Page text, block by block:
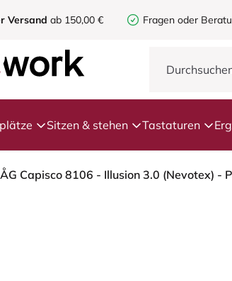
Versand ab 150,00 € Fragen oder
Sitzen & stehen Tastaturen